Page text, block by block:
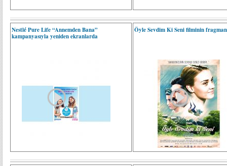
Nestlé Pure Life “Annemden Bana”
kampanyasıyla yeniden ekranlarda
Öyle Sevdim Ki Seni filminin